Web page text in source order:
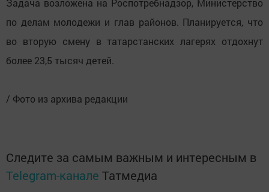
Задача возложена на Роспотребнадзор, Министерство
по делам молодежи и глав районов. Планируется, что
во вторую смену в татарстанских лагерях отдохнут
более 23,5 тысяч детей.
/ Фото из архива редакции
Следите за самым важным и интересным в
Telegram-канале Татмедиа